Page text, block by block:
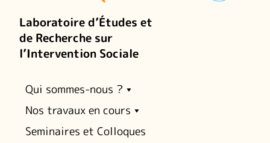
Laboratoire d’Études et
de Recherche sur
l’Intervention Sociale
Qui sommes-nous ?
Nos travaux en cours
Seminaires et Colloques